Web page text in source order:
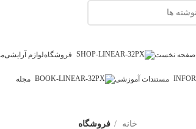
صفحه نخست فروشگاهلوازم آرایشی
مستندات آموزشی مجله
خانه فروشگاه